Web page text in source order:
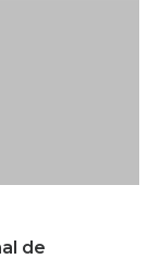
de